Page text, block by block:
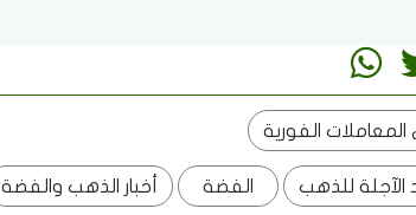
الفورية
الآجلة للذهب الفضة أخبار الذهب والفضة